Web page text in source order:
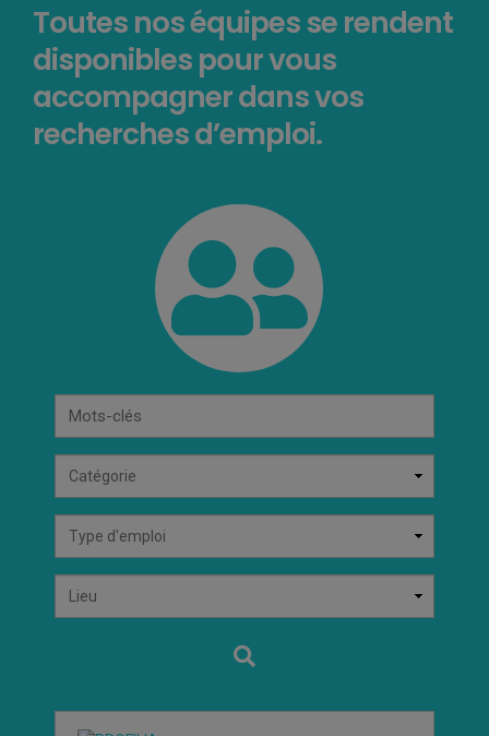
Toutes nos équipes se rendent
disponibles pour vous
accompagner dans vos
recherches d’emploi.
clés